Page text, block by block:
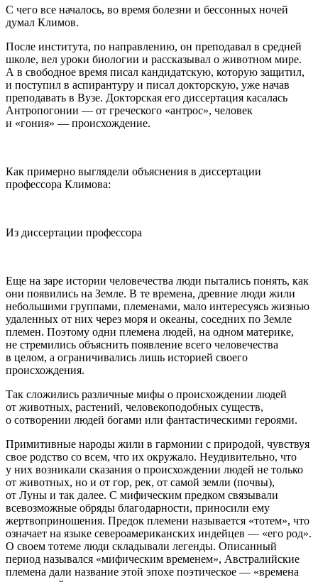
С чего все началось, во время болезни и бессонных ночей
думал Климов.
После института, по направлению, он преподавал в средней
школе, вел уроки биологии и рассказывал о животном мире.
А в свободное время писал кандидатскую, которую защитил,
и поступил в аспирантуру и писал докторскую, уже начав
преподавать в Вузе. Докторская его диссертация касалась
Антропогонии — от греческого «антрос», человек
и «гония» — происхождение.
Как примерно выглядели объяснения в диссертации
профессора Климова:
Из диссертации профессора
Еще на заре истории человечества люди пытались понять, как
они появились на Земле. В те времена, древние люди жили
небольшими группами, племенами, мало интересуясь жизнью
удаленных от них через моря и океаны, соседних по Земле
племен. Поэтому одни племена людей, на одном материке,
не стремились объяснить появление всего человечества
в целом, а ограничивались лишь историей своего
происхождения.
Так сложились различные мифы о происхождении людей
от животных, растений, человекоподобных существ,
о сотворении людей богами или фантастическими героями.
Примитивные народы жили в гармонии с природой, чувствуя
свое родство со всем, что их окружало. Неудивительно, что
у них возникали сказания о происхождении людей не только
от животных, но и от гор, рек, от самой земли (почвы),
от Луны и так далее. С мифическим предком связывали
всевозможные обряды благодарности, приносили ему
жертвоприношения. Предок племени называется «тотем», что
означает на языке североамериканских индейцев — «его род».
О своем тотеме люди складывали легенды. Описанный
период назывался «мифическим временем», Австралийские
племена дали название этой эпохе поэтическое — «времена